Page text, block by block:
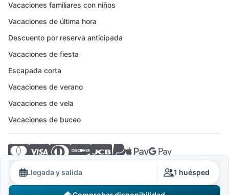
Llegada y salida 1 huésped
Vacaciones familiares con niños
Vacaciones de última hora
Descuento por reserva anticipada
Vacaciones de fiesta
Escapada corta
Vacaciones de verano
Vacaciones de vela
Vacaciones de buceo
© 2026 Crovillas GmbH